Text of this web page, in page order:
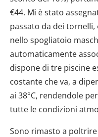
€44. Mi è stato
passato da dei
nello spogliatoio
automaticamente
dispone di tre piscine
costante che va, a
ai 38°C, rendendole
tutte le condizioni
Sono rimasto a